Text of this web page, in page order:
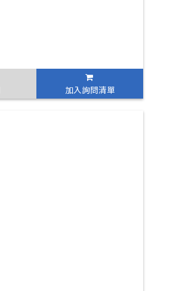
加入詢問清單